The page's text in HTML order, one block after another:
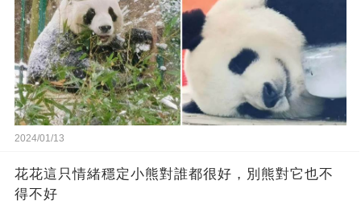
2024/01/13
花花這只情緒穩定小熊對誰都很好，別熊對它也不
得不好